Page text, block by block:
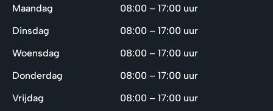
Maandag
Dinsdag
Woensdag
Donderdag
Vrijdag
08:00 – 17:00 uur
08:00 – 17:00 uur
08:00 – 17:00 uur
08:00 – 17:00 uur
08:00 – 17:00 uur